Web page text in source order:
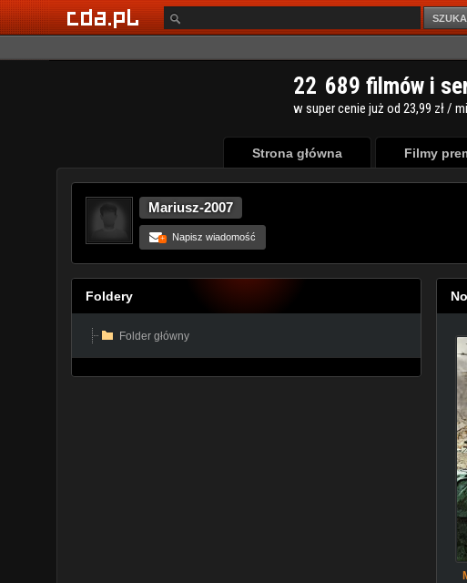
Strona główna Filmy
Mariusz-2007
+ Napisz wiadomość
Foldery
Folder główny